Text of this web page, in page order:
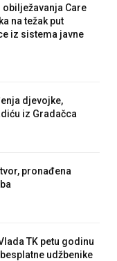
Care
na težak put
iz sistema javne
djevojke,
iz Gradačca
pronađena
TK petu godinu
udžbenike